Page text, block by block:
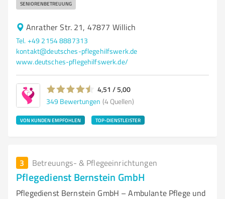
SENIORENBETREUUNG
Anrather Str. 21, 47877 Willich
Tel. +49 2154 8887313
kontakt@deutsches-pflegehilfswerk.de
www.deutsches-pflegehilfswerk.de/
4,51 / 5,00
349 Bewertungen (4 Quellen)
VON KUNDEN EMPFOHLEN TOP-DIENSTLEISTER
3 Betreuungs- & Pflegeeinrichtungen
Pflegedienst Bernstein GmbH
Pflegedienst Bernstein GmbH – Ambulante Pflege und